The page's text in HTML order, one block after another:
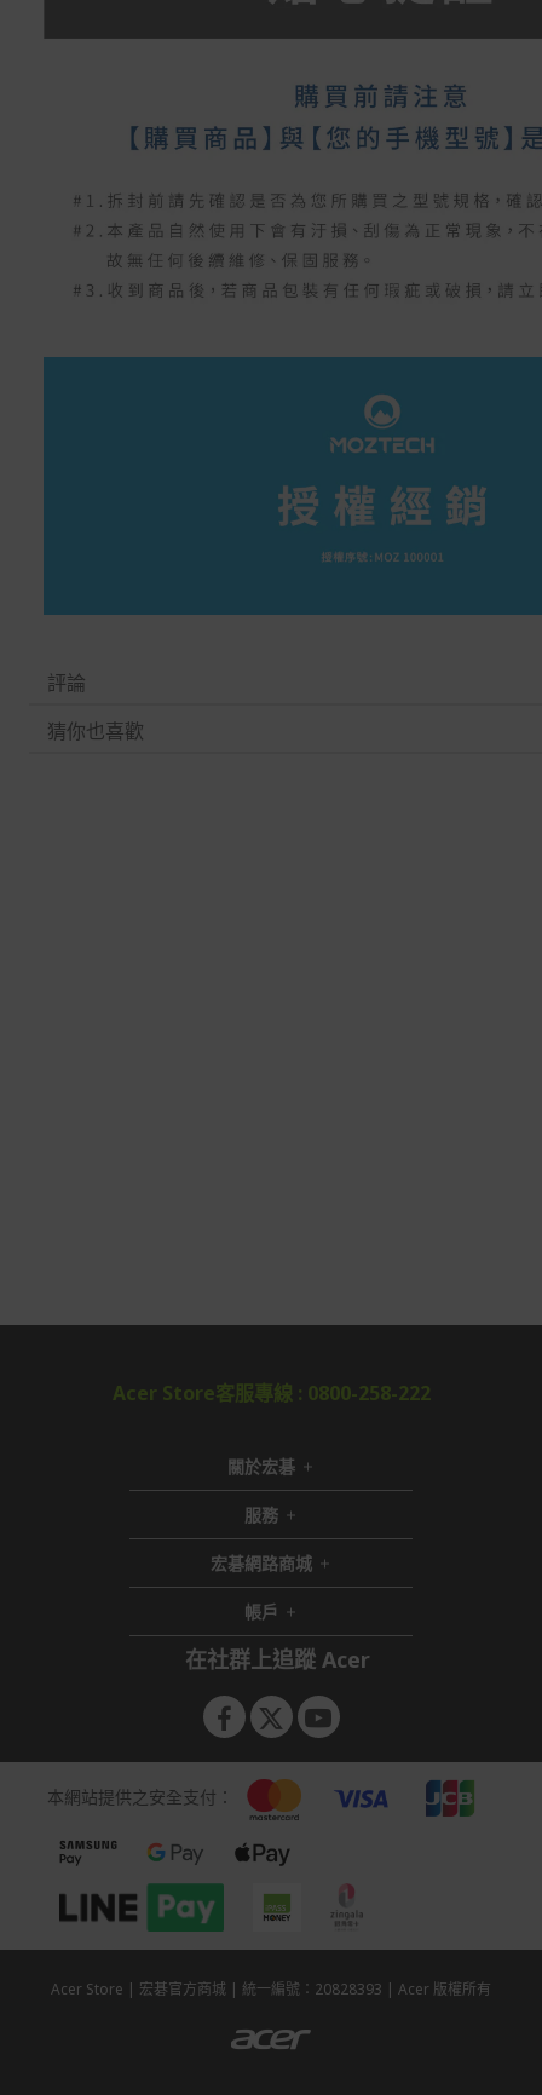
評論
猜你也喜歡
Acer Store客服專線 : 0800-258-222
關於宏碁
服務
宏碁網路商城
帳戶
在社群上追蹤 Acer
本網站提供之安全支付：
Acer Store | 宏碁官方商城 | 統一編號：20828393 | Acer 版權所有